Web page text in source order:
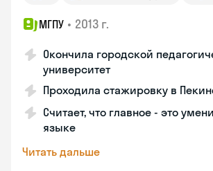
МГПУ • 2013 г.
Окончила городской
университет
Проходила стажировку в
Считает, что главное - это
языке
Читать дальше